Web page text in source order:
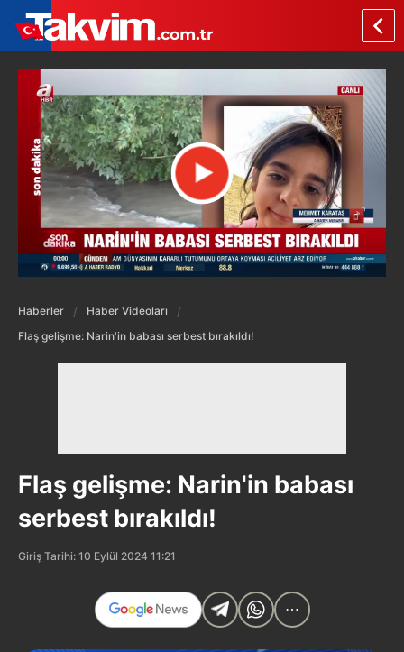
Haberler
Haber Videoları
Flaş gelişme: Narin'in babası serbest bırakıldı!
Flaş gelişme: Narin'in babası
serbest bırakıldı!
Giriş Tarihi: 10 Eylül 2024 11:21